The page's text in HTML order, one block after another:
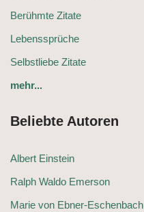
Berühmte Zitate
Lebenssprüche
Selbstliebe Zitate
mehr...
Beliebte Autoren
Albert Einstein
Ralph Waldo Emerson
Marie von Ebner-Eschenbach